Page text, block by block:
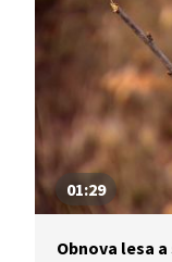
Městské lesy
citlivým
bez
respektuje
stromů místo
různověkému
a kůrovcovým
01:29
Obnova lesa